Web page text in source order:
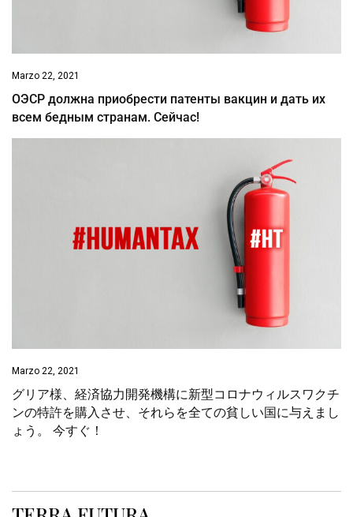
Marzo 22, 2021
ОЭСР должна приобрести патенты вакцин и дать их
всем бедным странам. Сейчас!
Marzo 22, 2021
グリア様、経済協力開発機構に新型コロナウィルスワクチ
ンの特許を購入させ、それらを全ての貧しい国に与えまし
ょう。 今すぐ！